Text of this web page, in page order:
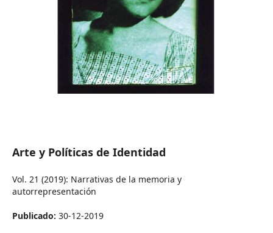
Arte y Políticas de Identidad
Vol. 21 (2019): Narrativas de la memoria y
autorrepresentación
Publicado: 30-12-2019